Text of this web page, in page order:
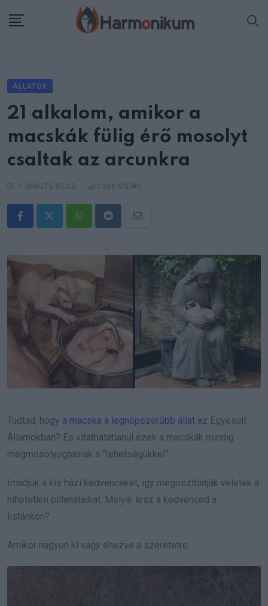
ÁLLATOK
21 alkalom, amikor a
macskák fülig érő mosolyt
csaltak az arcunkra
WhatsappRedditShare
Email
Tudtad, hogy a macska a legnépszerűbb állat az Egyesült
Államokban? És vitathatatlanul ezek a macskák mindig
megmosolyogtatnak a “tehetségükkel”.
Imádjuk a kis házi kedvenceket, így megoszthatják veletek a
hihetetlen pillanataikat. Melyik lesz a kedvenced a
listánkon?
Amikor nagyon ki vagy éhezve a szeretetre.